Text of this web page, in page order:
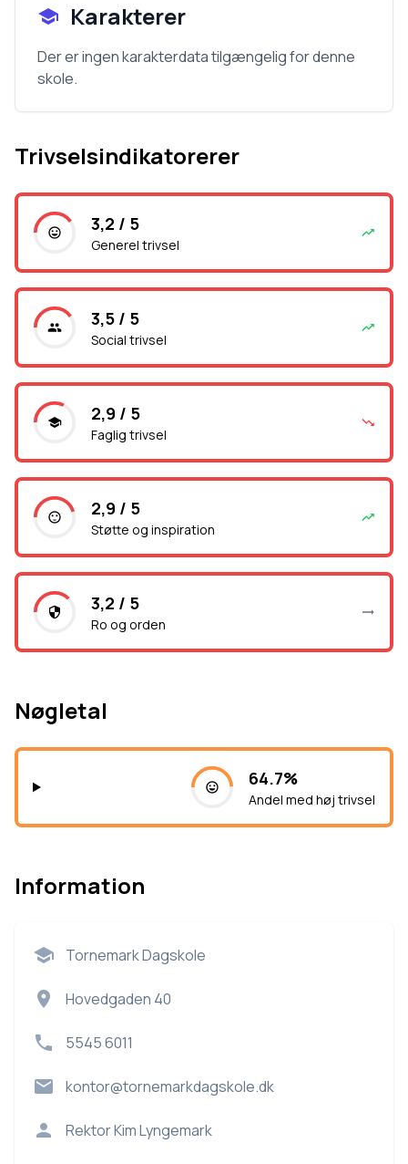
Karakterer
Der er ingen karakterdata tilgængelig for denne
skole.
Trivselsindikatorerer
3,2 / 5
Generel trivsel
3,5 / 5
Social trivsel
2,9 / 5
Faglig trivsel
2,9 / 5
Støtte og inspiration
3,2 / 5
Ro og orden
Nøgletal
64.7%
Andel med høj trivsel
Information
Tornemark Dagskole
Hovedgaden 40
5545 6011
kontor@tornemarkdagskole.dk
RektorKim Lyngemark